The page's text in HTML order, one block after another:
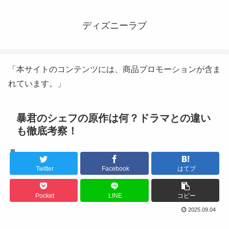
ディズニーラブ
「本サイトのコンテンツには、商品プロモーションが含ま
れています。」
暴君のシェフの原作は何？ドラマとの違い
も徹底考察！
Twitter Facebook はてブ
Pocket LINE コピー
2025.09.04